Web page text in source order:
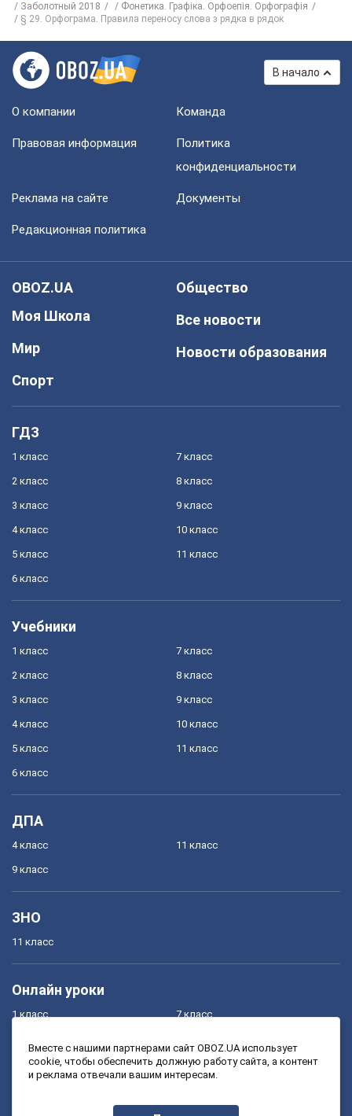
Заболотный 2018
Фонетика. Графіка. Орфоепія. Орфографія
§ 29. Орфограма. Правила переносу слова з рядка в рядок
В начало
О компании Команда
Правовая информация
Политика
конфиденциальности
Реклама на сайте Документы
Редакционная политика
OBOZ.UA
Моя Школа
Мир
Спорт
Общество
Все новости
Новости образования
ГДЗ
1 класс
2 класс
3 класс
4 класс
5 класс
6 класс
7 класс
8 класс
9 класс
10 класс
11 класс
Учебники
1 класс
2 класс
3 класс
4 класс
5 класс
6 класс
7 класс
8 класс
9 класс
10 класс
11 класс
ДПА
4 класс
9 класс
11 класс
ЗНО
11 класс
Онлайн уроки
1 класс
3 класс
7 класс
9 класс
Вместе с нашими партнерами сайт OBOZ.UA использует
cookie, чтобы обеспечить должную работу сайта, а контент
и реклама отвечали вашим интересам.